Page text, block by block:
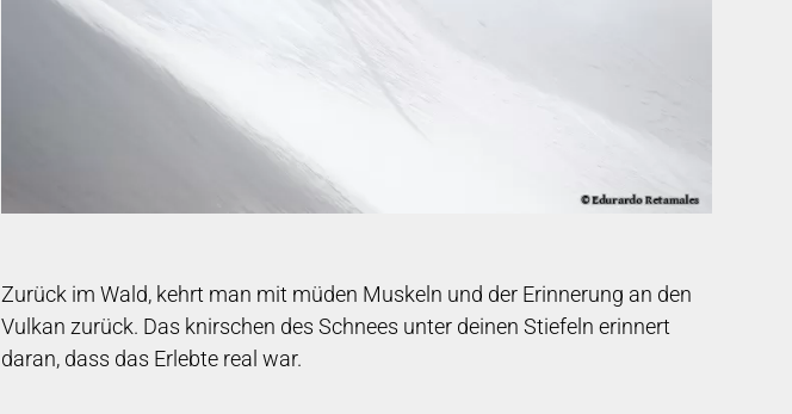
Zurück im Wald, kehrt man mit müden Muskeln und der Erinnerung an den
Vulkan zurück. Das knirschen des Schnees unter deinen Stiefeln erinnert
daran, dass das Erlebte real war.